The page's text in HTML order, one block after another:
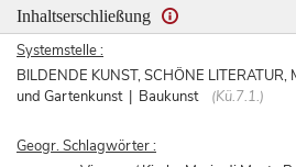
Inhaltserschließung
Systemstelle :
BILDENDE KUNST, SCHÖNE
und Gartenkunst | Baukunst
(Kü.7.1.)
Geogr. Schlagwörter :